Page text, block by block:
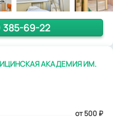
385-69-22
АКАДЕМИЯ ИМ.
от 500 ₽